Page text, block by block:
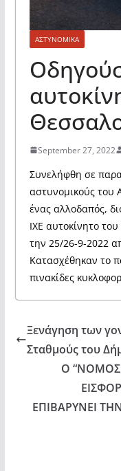
ΑΣΤΥΝΟΜΙΚΑ
September 27, 2022
Συνελήφθη σε
αστυνομικούς του
ένας αλλοδαπός,
ΙΧΕ αυτοκίνητο
την 25/26-9-2022
Κατασχέθηκαν το
πινακίδες
Ξενάγηση των
Σταθμούς του
Ο “ΝΟΜΟΣ
ΕΠΙΒΑΡΥΝΕΙ